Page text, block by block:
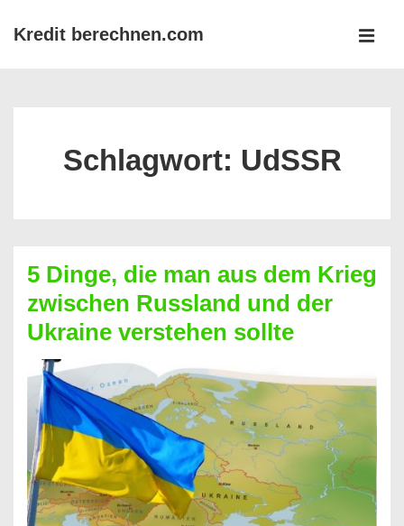
ZumKredit berechnen.com
Schlagwort: UdSSR
5 Dinge, die man aus dem Krieg
zwischen Russland und der
Ukraine verstehen sollte